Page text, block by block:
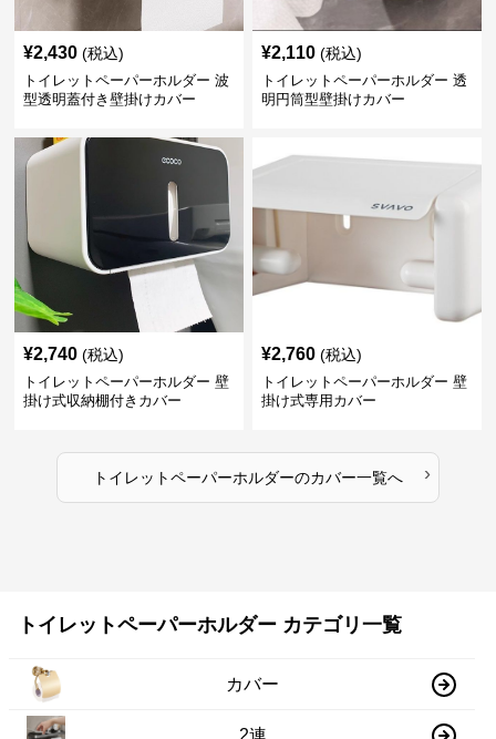
¥2,430 (税込)
トイレットペーパーホルダー 波
型透明蓋付き壁掛けカバー
¥2,110 (税込)
トイレットペーパーホルダー 透
明円筒型壁掛けカバー
¥2,740 (税込)
トイレットペーパーホルダー 壁
掛け式収納棚付きカバー
¥2,760 (税込)
トイレットペーパーホルダー 壁
掛け式専用カバー
トイレットペーパーホルダーのカバー一覧へ ›
トイレットペーパーホルダー カテゴリ一覧
カバー
2連